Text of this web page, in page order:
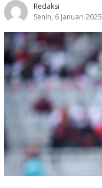
Redaksi
Senin, 6 Januari 2025